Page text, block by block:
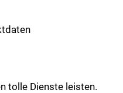
tolle Dienste leisten.